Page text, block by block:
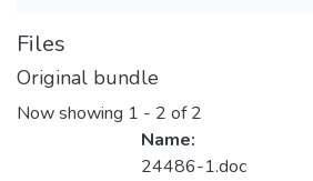
Files
Original bundle
Now showing 1 - 2 of 2
Name:
24486-1.doc